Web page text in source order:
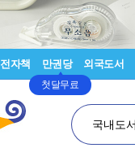
전자책 만권당
첫달무료
외국도서
국내도